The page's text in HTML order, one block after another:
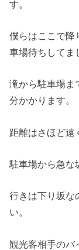
す。
僕らはここで降
車場待ちしてま
滝から駐車場ま
分かかります。
距離はさほど
駐車場から急な
行きは下り坂な
い。
観光客相手のバ